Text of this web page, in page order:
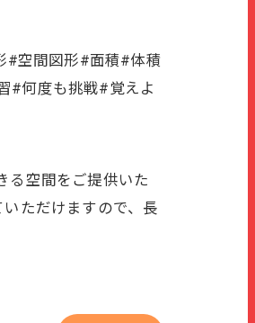
#空間図形#面積#体積
#何度も挑戦#覚えよ
る空間をご提供いた
ただけますので、長